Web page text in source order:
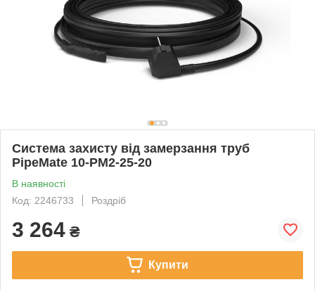
Система захисту від замерзання труб
PipeMate 10-PM2-25-20
В наявності
Код: 2246733
Роздріб
3 264 ₴
Купити